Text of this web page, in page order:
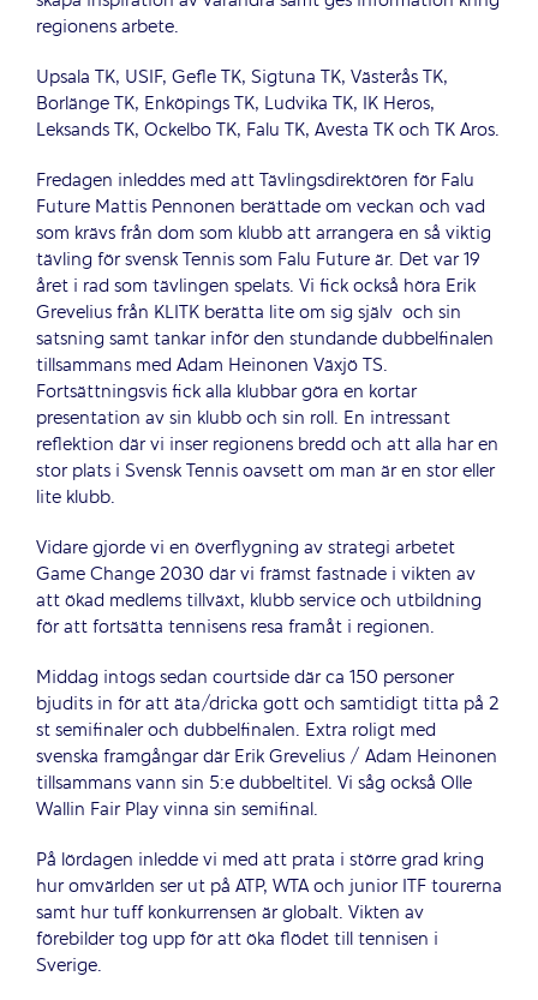
regionens arbete.
Upsala TK, USIF, Gefle TK, Sigtuna TK, Västerås TK,
Borlänge TK, Enköpings TK, Ludvika TK, IK Heros,
Leksands TK, Ockelbo TK, Falu TK, Avesta TK och TK Aros.
Fredagen inleddes med att Tävlingsdirektören för Falu
Future Mattis Pennonen berättade om veckan och vad
som krävs från dom som klubb att arrangera en så viktig
tävling för svensk Tennis som Falu Future är. Det var 19
året i rad som tävlingen spelats. Vi fick också höra Erik
Grevelius från KLITK berätta lite om sig själv och sin
satsning samt tankar inför den stundande dubbelfinalen
tillsammans med Adam Heinonen Växjö TS.
Fortsättningsvis fick alla klubbar göra en kortar
presentation av sin klubb och sin roll. En intressant
reflektion där vi inser regionens bredd och att alla har en
stor plats i Svensk Tennis oavsett om man är en stor eller
lite klubb.
Vidare gjorde vi en överflygning av strategi arbetet
Game Change 2030 där vi främst fastnade i vikten av
att ökad medlems tillväxt, klubb service och utbildning
för att fortsätta tennisens resa framåt i regionen.
Middag intogs sedan courtside där ca 150 personer
bjudits in för att äta/dricka gott och samtidigt titta på 2
st semifinaler och dubbelfinalen. Extra roligt med
svenska framgångar där Erik Grevelius / Adam Heinonen
tillsammans vann sin 5:e dubbeltitel. Vi såg också Olle
Wallin Fair Play vinna sin semifinal.
På lördagen inledde vi med att prata i större grad kring
hur omvärlden ser ut på ATP, WTA och junior ITF tourerna
samt hur tuff konkurrensen är globalt. Vikten av
förebilder tog upp för att öka flödet till tennisen i
Sverige.